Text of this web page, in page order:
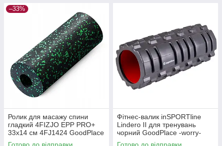
–33%
Ролик для масажу спини
гладкий 4FIZJO EPP PRO+
33x14 см 4FJ1424 GoodPlace
-worry-free-shopping-
Фітнес-валик inSPORTline
Lindero II для тренувань
чорний GoodPlace -worry-
free-shopping-